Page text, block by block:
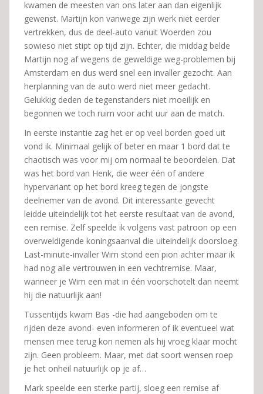
kwamen de meesten van ons later aan dan eigenlijk
gewenst. Martijn kon vanwege zijn werk niet eerder
vertrekken, dus de deel-auto vanuit Woerden zou
sowieso niet stipt op tijd zijn. Echter, die middag belde
Martijn nog af wegens de geweldige weg-problemen bij
Amsterdam en dus werd snel een invaller gezocht. Aan
herplanning van de auto werd niet meer gedacht.
Gelukkig deden de tegenstanders niet moeilijk en
begonnen we toch ruim voor acht uur aan de match.
In eerste instantie zag het er op veel borden goed uit
vond ik. Minimaal gelijk of beter en maar 1 bord dat te
chaotisch was voor mij om normaal te beoordelen. Dat
was het bord van Henk, die weer één of andere
hypervariant op het bord kreeg tegen de jongste
deelnemer van de avond. Dit interessante gevecht
leidde uiteindelijk tot het eerste resultaat van de avond,
een remise. Zelf speelde ik volgens vast patroon op een
overweldigende koningsaanval die uiteindelijk doorsloeg.
Last-minute-invaller Wim stond een pion achter maar ik
had nog alle vertrouwen in een vechtremise. Maar,
wanneer je Wim een mat in één voorschotelt dan neemt
hij die natuurlijk aan!
Tussentijds kwam Bas -die had aangeboden om te
rijden deze avond- even informeren of ik eventueel wat
mensen mee terug kon nemen als hij vroeg klaar mocht
zijn. Geen probleem. Maar, met dat soort wensen roep
je het onheil natuurlijk op je af…
Mark speelde een sterke partij, sloeg een remise af